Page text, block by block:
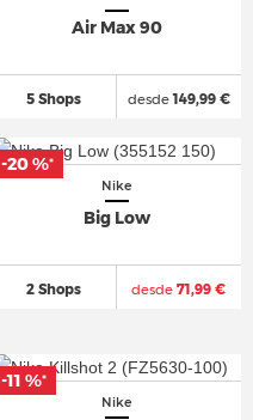
Air Max 90
5 Shops desde149,99 €
Nike
Big Low
2 Shops desde 71,99 €
-20 %*
Nike
-11 %*